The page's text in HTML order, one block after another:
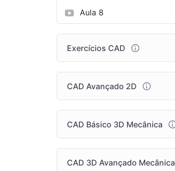
Aula 8
Exercícios CAD
CAD Avançado 2D
CAD Básico 3D Mecânica
CAD 3D Avançado Mecânica